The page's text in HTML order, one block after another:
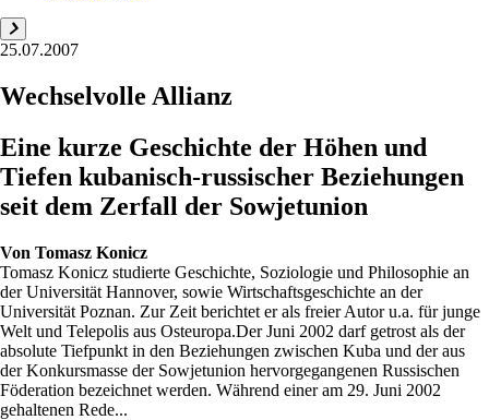
25.07.2007
Wechselvolle Allianz
Eine kurze Geschichte der Höhen und
Tiefen kubanisch-russischer Beziehungen
seit dem Zerfall der Sowjetunion
Von Tomasz Konicz
Tomasz Konicz studierte Geschichte, Soziologie und Philosophie an
der Universität Hannover, sowie Wirtschaftsgeschichte an der
Universität Poznan. Zur Zeit berichtet er als freier Autor u.a. für junge
Welt und Telepolis aus Osteuropa.Der Juni 2002 darf getrost als der
absolute Tiefpunkt in den Beziehungen zwischen Kuba und der aus
der Konkursmasse der Sowjetunion hervorgegangenen Russischen
Föderation bezeichnet werden. Während einer am 29. Juni 2002
gehaltenen Rede...